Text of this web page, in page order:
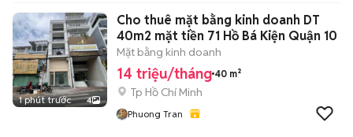
1 phút trước 4
Cho thuê mặt bằng kinh doanh DT
40m2 mặt tiền 71 Hồ Bá Kiện Quận 10
Mặt bằng kinh doanh
14 triệu/tháng 40 m²
Tp Hồ Chí Minh
Phuong Tran